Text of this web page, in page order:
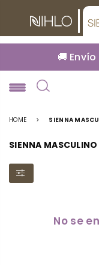
🚚
HOME > SIENNA
SIENNA
No se